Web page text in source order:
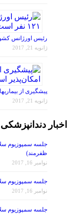
رئیس اورژانس کشور:
ژانویه 21, 2017
پیشگیری از
ژانویه 21, 2017
اخبار دندانپزشکی
جلسه سمپوزیوم
ظفرمند)
نوامبر 16, 2017
جلسه سمپوزیوم
نوامبر 16, 2017
جلسه سمپوزیوم